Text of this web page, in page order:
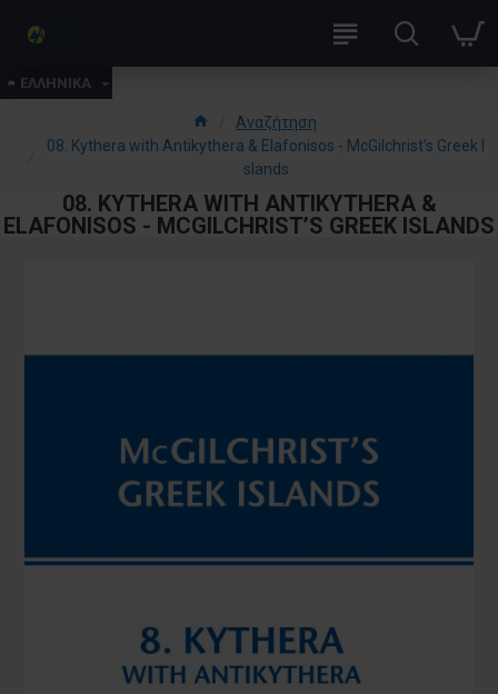
ΕΛΛΗΝΙΚΑ
Αναζήτηση
08. Kythera with Antikythera & Elafonisos - McGilchrist’s Greek I
slands
08. KYTHERA WITH ANTIKYTHERA &
ELAFONISOS - MCGILCHRIST’S GREEK ISLANDS